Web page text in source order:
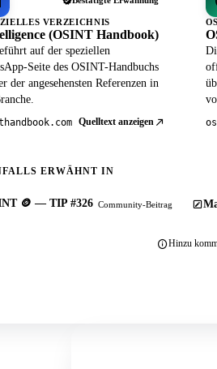
VERZEICHNIS
(OSINT Handbook)
auf der speziellen
Seite des OSINT-Handbuchs
der angesehensten Referenzen in
Quelltext anzeigen
ERWÄHNT IN
🪙 — TIP #326 Community-Beitrag
Hinzu